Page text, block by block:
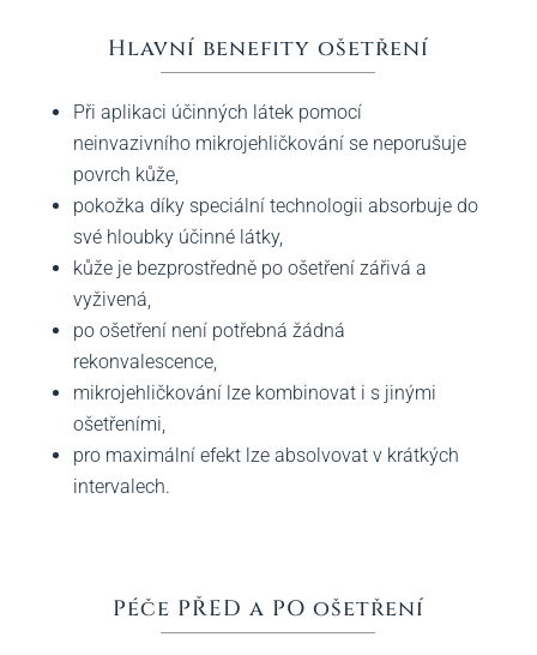
Hlavní benefity ošetření
Při aplikaci účinných látek pomocí
neinvazivního mikrojehličkování se neporušuje
povrch kůže,
pokožka díky speciální technologii absorbuje do
své hloubky účinné látky,
kůže je bezprostředně po ošetření zářivá a
vyživená,
po ošetření není potřebná žádná
rekonvalescence,
mikrojehličkování lze kombinovat i s jinými
ošetřeními,
pro maximální efekt lze absolvovat v krátkých
intervalech.
Péče PŘED a PO ošetření